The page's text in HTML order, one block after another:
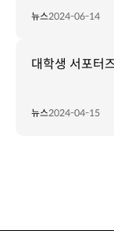
뉴스2024-06-14
대학생 서포터
뉴스2024-04-15